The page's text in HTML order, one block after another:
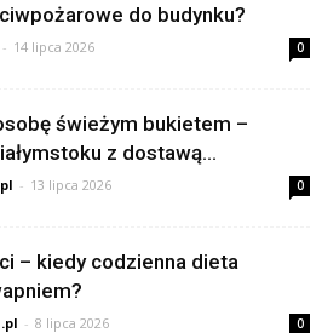
do budynku?
- 14 lipca 2026 0
świeżym bukietem –
z dostawą...
- 13 lipca 2026 0
– kiedy codzienna dieta
- 8 lipca 2026 0